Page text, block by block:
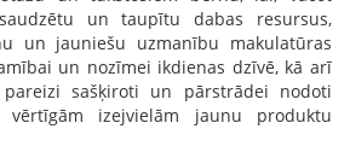
un taupītu dabas resursus,
un jauniešu uzmanību makulatūras
un nozīmei ikdienas dzīvē, kā arī
sašķiroti un pārstrādei nodoti
izejvielām jaunu produktu